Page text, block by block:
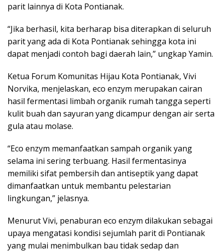
parit lainnya di Kota Pontianak.
“Jika berhasil, kita berharap bisa diterapkan di seluruh
parit yang ada di Kota Pontianak sehingga kota ini
dapat menjadi contoh bagi daerah lain,” ungkap Yamin.
Ketua Forum Komunitas Hijau Kota Pontianak, Vivi
Norvika, menjelaskan, eco enzym merupakan cairan
hasil fermentasi limbah organik rumah tangga seperti
kulit buah dan sayuran yang dicampur dengan air serta
gula atau molase.
“Eco enzym memanfaatkan sampah organik yang
selama ini sering terbuang. Hasil fermentasinya
memiliki sifat pembersih dan antiseptik yang dapat
dimanfaatkan untuk membantu pelestarian
lingkungan,” jelasnya.
Menurut Vivi, penaburan eco enzym dilakukan sebagai
upaya mengatasi kondisi sejumlah parit di Pontianak
yang mulai menimbulkan bau tidak sedap dan